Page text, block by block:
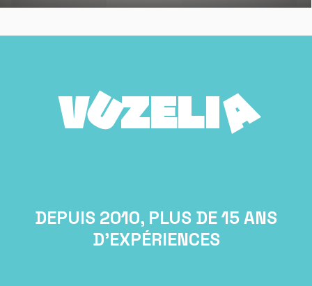
VUZELI
A
DEPUIS 2010, PLUS DE 15 ANS
D'EXPÉRIENCES